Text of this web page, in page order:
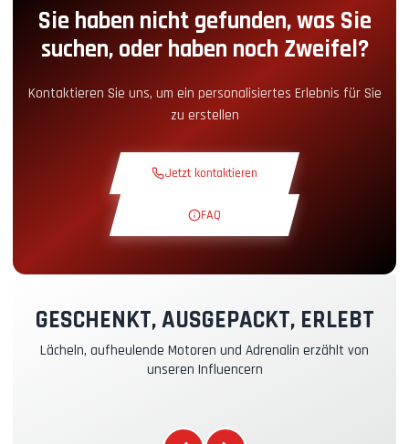
Boxengassen-Zugang +5.00€
Erkundungsrunde
Exklusive Strecke
Kasko- & RC-Versicherung +39.00€
Sie haben nicht gefunden, was Sie
suchen, oder haben noch Zweifel?
Kontaktieren Sie uns, um ein personalisiertes Erlebnis für Sie
zu erstellen
Jetzt kontaktieren
FAQ
GESCHENKT, AUSGEPACKT, ERLEBT
Lächeln, aufheulende Motoren und Adrenalin erzählt von
unseren Influencern